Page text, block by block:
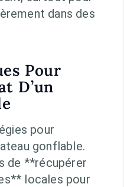
dans des
Pour
D’un
pour
gonflable.
de **récupérer
locales pour